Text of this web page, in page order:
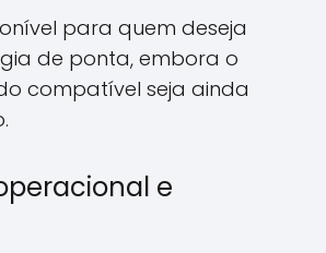
para quem deseja
de ponta, embora o
compatível seja ainda
e